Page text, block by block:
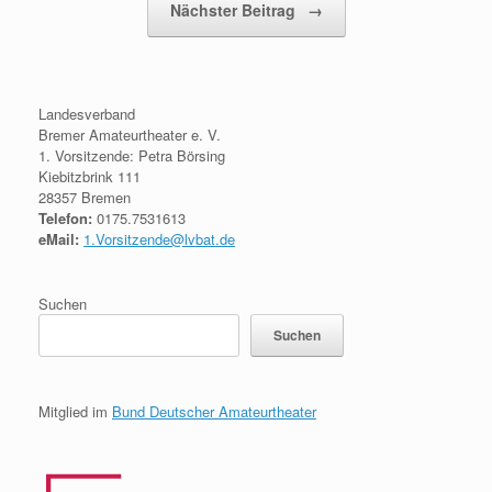
Nächster Beitrag →
Landesverband
Bremer Amateurtheater e. V.
1. Vorsitzende: Petra Börsing
Kiebitzbrink 111
28357 Bremen
Telefon: 0175.7531613
eMail: 1.Vorsitzende@lvbat.de
Suchen
Suchen
Mitglied im Bund Deutscher Amateurtheater